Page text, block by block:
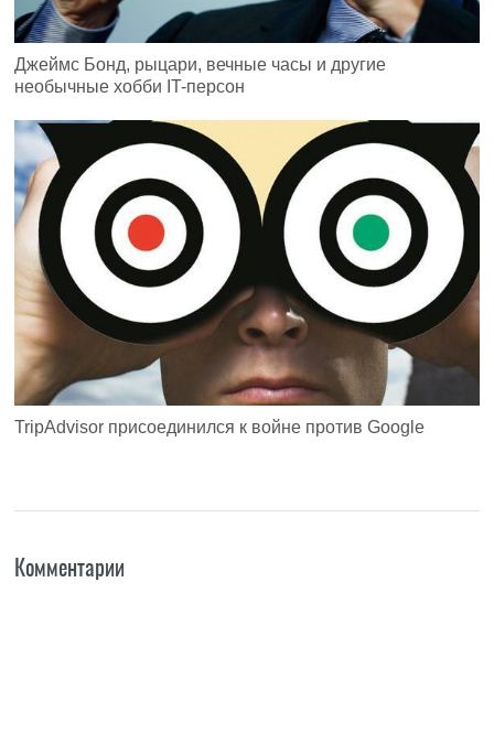
Джеймс Бонд, рыцари, вечные часы и другие
необычные хобби IT-персон
TripAdvisor присоединился к войне против Google
Комментарии